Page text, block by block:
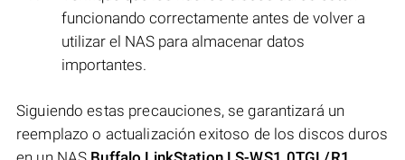
funcionando correctamente antes de volver a
utilizar el NAS para almacenar datos
importantes.
Siguiendo estas precauciones, se garantizará un
reemplazo o actualización exitoso de los discos duros